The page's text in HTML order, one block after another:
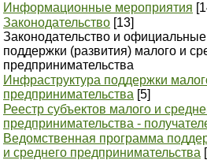
Информационные мероприятия
Законодательство [13]
Законодательство и
поддержки (развития) малого и
предпринимательства
Инфраструктура поддержки
предпринимательства [5]
Реестр субъектов малого и
предпринимательства -
Ведомственная программа
и среднего предпринимательства